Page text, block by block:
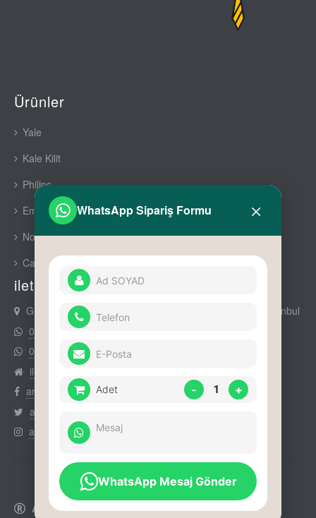
Ürünler
Yale
Kale Kilit
Philips
Emaks Prime
Nowa Premium
Cam Aksesuarları
iletişim
Gürsel Mah Nurtaç Cad No : 90 Daire : 11 Kağıthane İstanbul
0212 294 52 14
0535 352 50 14
iletişim
arikumajans
arikumajans
arikumajans
Arıkum Ajans Kurumsal Hizmetler
WhatsApp Sipariş Formu ×
Adet - 1 +
WhatsApp Mesaj Gönder